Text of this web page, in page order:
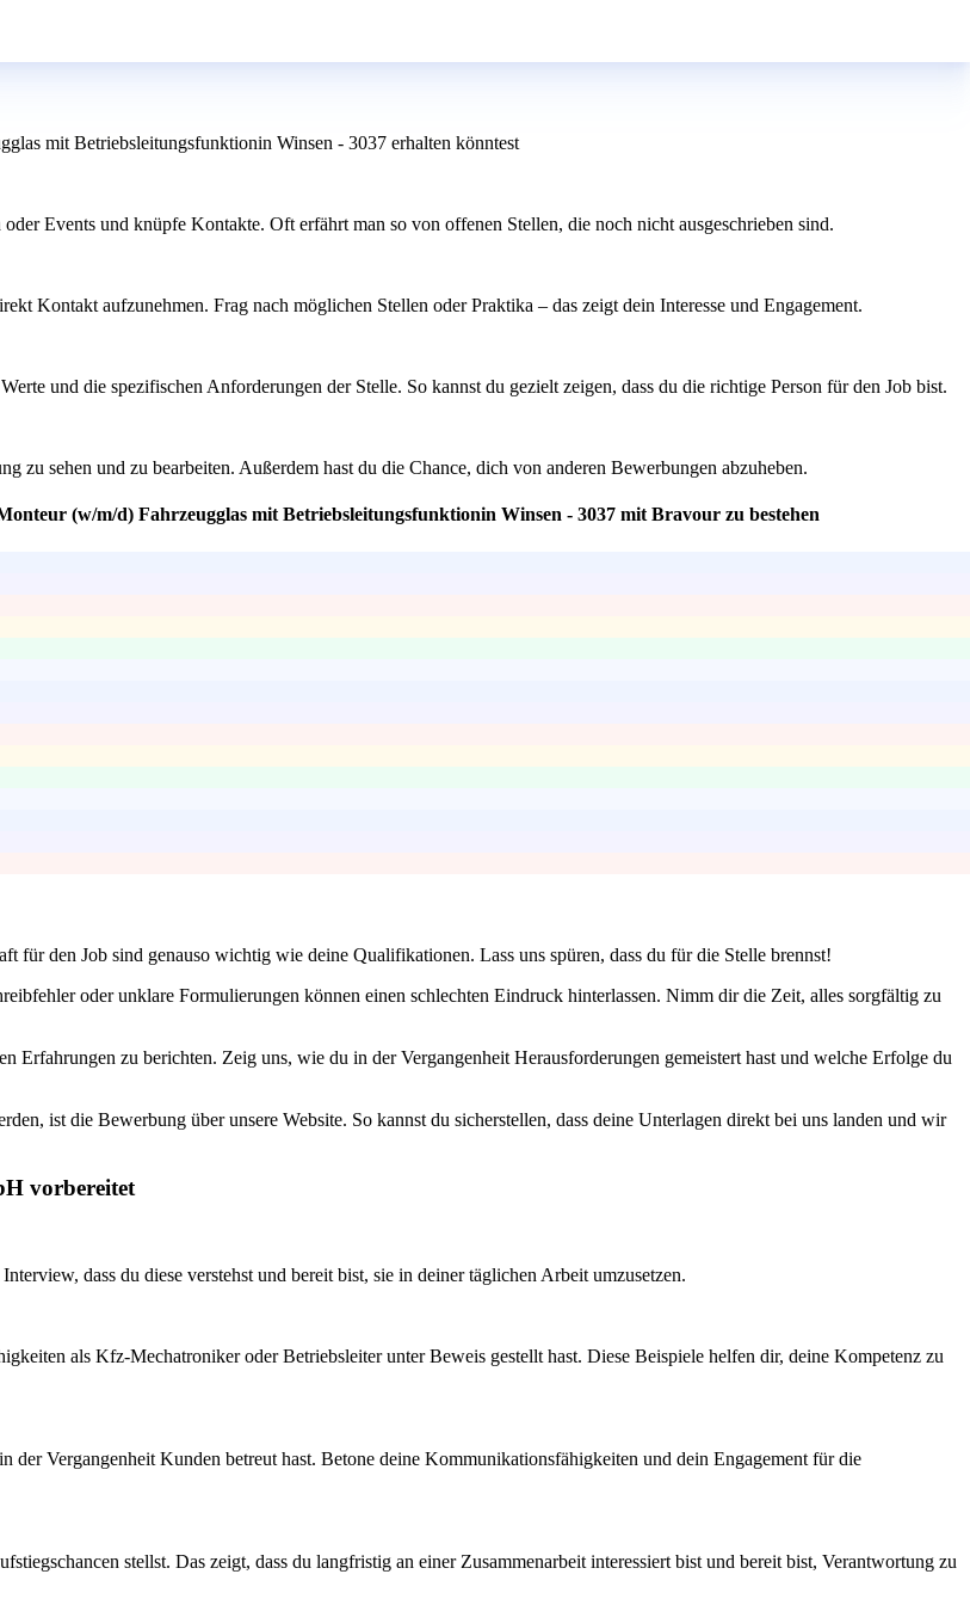
mit Betriebsleitungsfunktionin Winsen - 3037 erhalten könntest
Events und knüpfe Kontakte. Oft erfährt man so von offenen Stellen, die noch nicht ausgeschrieben sind.
Kontakt aufzunehmen. Frag nach möglichen Stellen oder Praktika – das zeigt dein Interesse und Engagement.
und die spezifischen Anforderungen der Stelle. So kannst du gezielt zeigen, dass du die richtige Person für den Job bist.
zu sehen und zu bearbeiten. Außerdem hast du die Chance, dich von anderen Bewerbungen abzuheben.
(w/m/d) Fahrzeugglas mit Betriebsleitungsfunktionin Winsen - 3037 mit Bravour zu bestehen
den Job sind genauso wichtig wie deine Qualifikationen. Lass uns spüren, dass du für die Stelle brennst!
oder unklare Formulierungen können einen schlechten Eindruck hinterlassen. Nimm dir die Zeit, alles sorgfältig zu
Erfahrungen zu berichten. Zeig uns, wie du in der Vergangenheit Herausforderungen gemeistert hast und welche Erfolge du
ist die Bewerbung über unsere Website. So kannst du sicherstellen, dass deine Unterlagen direkt bei uns landen und wir
vorbereitet
dass du diese verstehst und bereit bist, sie in deiner täglichen Arbeit umzusetzen.
als Kfz-Mechatroniker oder Betriebsleiter unter Beweis gestellt hast. Diese Beispiele helfen dir, deine Kompetenz zu
der Vergangenheit Kunden betreut hast. Betone deine Kommunikationsfähigkeiten und dein Engagement für die
stellst. Das zeigt, dass du langfristig an einer Zusammenarbeit interessiert bist und bereit bist, Verantwortung zu